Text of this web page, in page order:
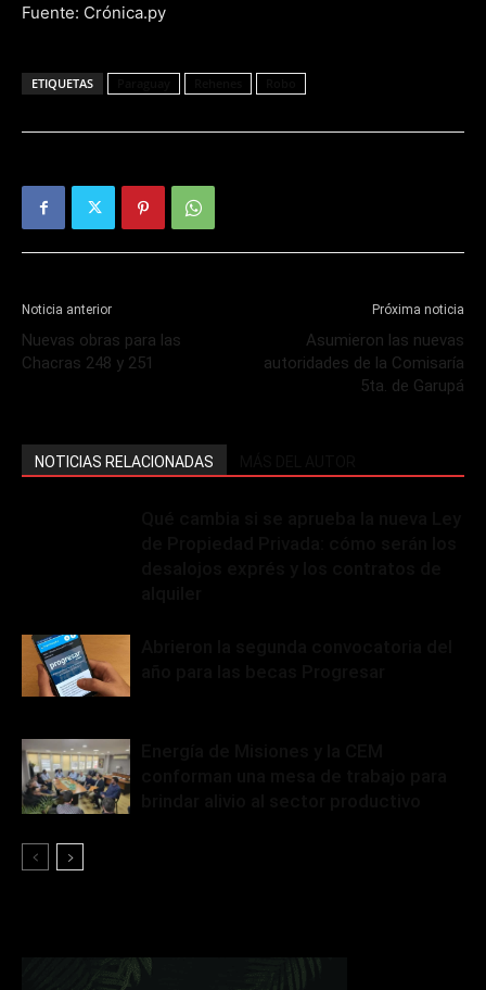
Fuente: Crónica.py
ETIQUETAS
Noticia anterior
Nuevas obras para las
Chacras 248 y 251
Próxima noticia
Asumieron las nuevas
autoridades de la Comisaría
5ta. de Garupá
NOTICIAS RELACIONADAS